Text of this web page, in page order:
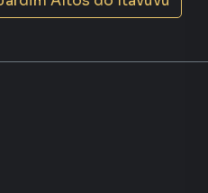
contatos interessados e
Contamos também com um
para atender